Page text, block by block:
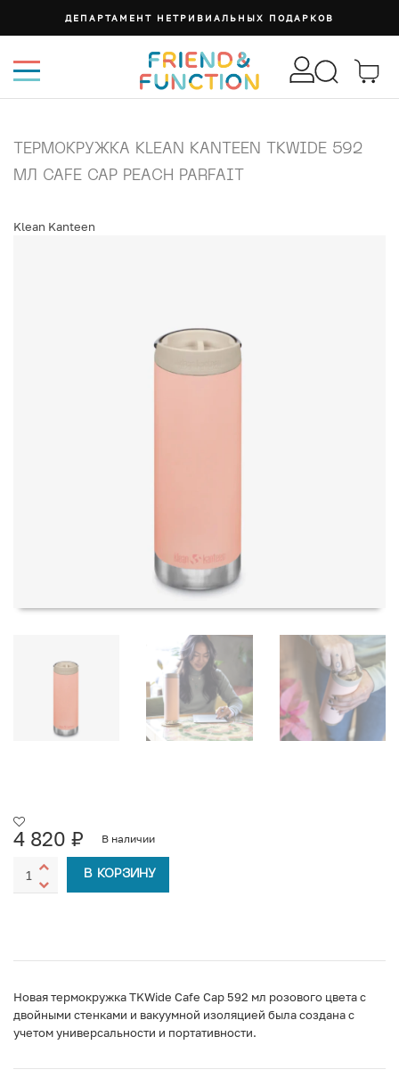
ДЕПАРТАМЕНТ НЕТРИВИАЛЬНЫХ ПОДАРКОВ
ТЕРМОКРУЖКА KLEAN KANTEEN TKWIDE 592
МЛ CAFE CAP PEACH PARFAIT
Klean Kanteen
4 820 ₽ В наличии
В КОРЗИНУ
Новая термокружка TKWide Cafe Cap 592 мл розового цвета с
двойными стенками и вакуумной изоляцией была создана с
учетом универсальности и портативности.